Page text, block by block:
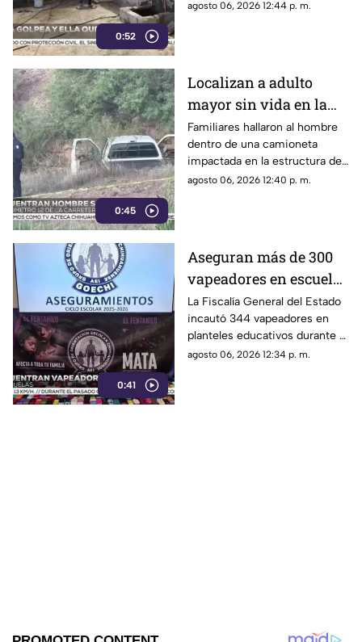
0:52
el hombre agrediera a la mujer
agosto 06, 2026 12:44 p. m.
0:45
Localizan a adulto
mayor sin vida en la
carretera de
Cuahtémoc; habría
sufrido infarto al
volante
Familiares hallaron al hombre
dentro de una camioneta
impactada en la estructura de
un puente a la altura del
agosto 06, 2026 12:40 p. m.
0:41
Aseguran más de 300
vapeadores en escuelas
de Chihuahua; detectan
dispositivo wax
La Fiscalía General del Estado
incautó 344 vapeadores en
planteles educativos durante el
ciclo escolar 2025-2026; 36
agosto 06, 2026 12:34 p. m.